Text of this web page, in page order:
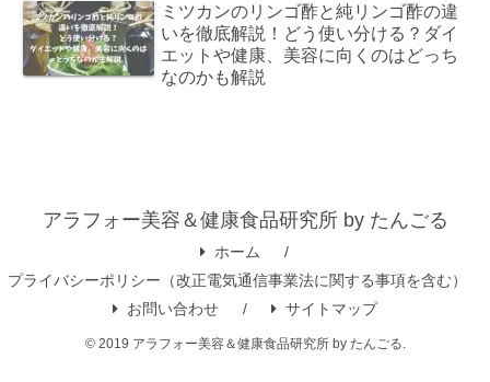
ミツカンのリンゴ酢と純リンゴ酢の違
いを徹底解説！どう使い分ける？ダイ
エットや健康、美容に向くのはどっち
なのかも解説
アラフォー美容＆健康食品研究所 by たんごる
ホーム
プライバシーポリシー（改正電気通信事業法に関する事項を含む）
お問い合わせ
サイトマップ
© 2019 アラフォー美容＆健康食品研究所 by たんごる.